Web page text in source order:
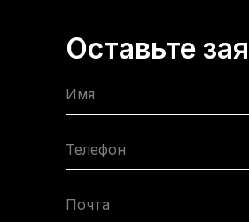
Оставьте
Имя
Телефон
Почта